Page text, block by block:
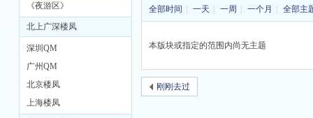
M
《夜游区》
北上广深楼凤
深圳QM
广州QM
北京楼凤
上海楼凤
全部时间 一天 一周 一个月 全部主
本版块或指定的范围内尚无主题
刚刚去过